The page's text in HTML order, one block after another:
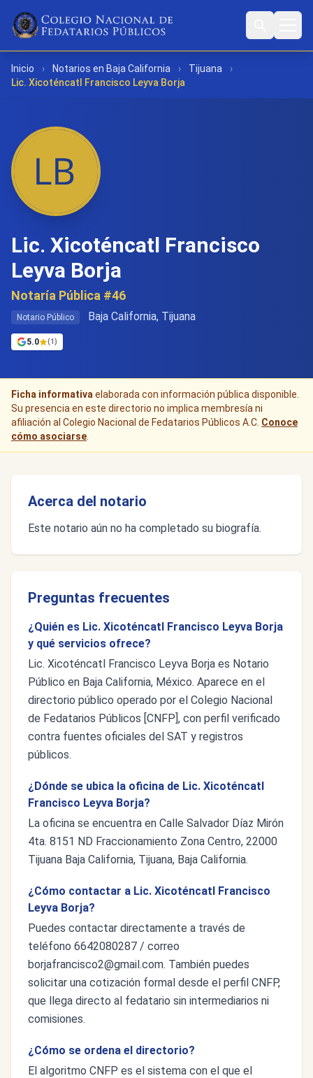
Inicio › Notarios en Baja California › Tijuana
›
Lic. Xicoténcatl Francisco Leyva Borja
Lic. Xicoténcatl Francisco
Leyva Borja
Notaría Pública #46
Notario Público Baja California, Tijuana
5.0 (1)
Ficha informativa elaborada con información pública disponible.
Su presencia en este directorio no implica membresía ni
afiliación al Colegio Nacional de Fedatarios Públicos A.C. Conoce
cómo asociarse
Acerca del notario
Este notario aún no ha completado su biografía.
Preguntas frecuentes
¿Quién es Lic. Xicoténcatl Francisco Leyva Borja
y qué servicios ofrece?
Lic. Xicoténcatl Francisco Leyva Borja es Notario
Público en Baja California, México. Aparece en el
directorio público operado por el Colegio Nacional
de Fedatarios Públicos [CNFP], con perfil verificado
contra fuentes oficiales del SAT y registros
públicos.
¿Dónde se ubica la oficina de Lic. Xicoténcatl
Francisco Leyva Borja?
La oficina se encuentra en Calle Salvador Díaz Mirón
4ta. 8151 ND Fraccionamiento Zona Centro, 22000
Tijuana Baja California, Tijuana, Baja California.
¿Cómo contactar a Lic. Xicoténcatl Francisco
Leyva Borja?
Puedes contactar directamente a través de
teléfono 6642080287 / correo
borjafrancisco2@gmail.com. También puedes
solicitar una cotización formal desde el perfil CNFP,
que llega directo al fedatario sin intermediarios ni
comisiones.
¿Cómo se ordena el directorio?
El algoritmo CNFP es el sistema con el que el